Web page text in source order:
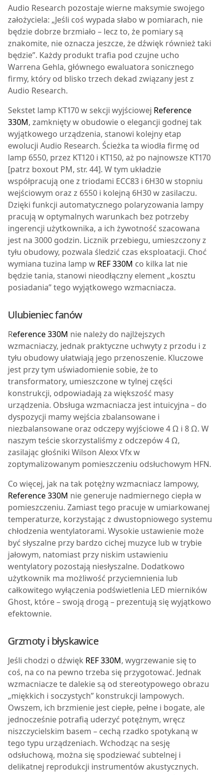
Audio Research pozostaje wierne maksymie swojego
założyciela: „Jeśli coś wypada słabo w pomiarach, nie
będzie dobrze brzmiało – lecz to, że pomiary są
znakomite, nie oznacza jeszcze, że dźwięk również taki
będzie”. Każdy produkt trafia pod czujne ucho
Warrena Gehla, głównego ewaluatora sonicznego
firmy, który od blisko trzech dekad związany jest z
Audio Research.
Sekstet lamp KT170 w sekcji wyjściowej Reference
330M, zamknięty w obudowie o elegancji godnej tak
wyjątkowego urządzenia, stanowi kolejny etap
ewolucji Audio Research. Ścieżka ta wiodła firmę od
lamp 6550, przez KT120 i KT150, aż po najnowsze KT170
[patrz boxout PM, str. 44]. W tym układzie
współpracują one z triodami ECC83 i 6H30 w stopniu
wejściowym oraz z 6550 i kolejną 6H30 w zasilaczu.
Dzięki funkcji automatycznego polaryzowania lampy
pracują w optymalnych warunkach bez potrzeby
ingerencji użytkownika, a ich żywotność szacowana
jest na 3000 godzin. Licznik przebiegu, umieszczony z
tyłu obudowy, pozwala śledzić czas eksploatacji. Choć
wymiana tuzina lamp w REF 330M co kilka lat nie
będzie tania, stanowi nieodłączny element „kosztu
posiadania” tego wyjątkowego wzmacniacza.
Ulubieniec fanów
Reference 330M nie należy do najlżejszych
wzmacniaczy, jednak praktyczne uchwyty z przodu i z
tyłu obudowy ułatwiają jego przenoszenie. Kluczowe
jest przy tym uświadomienie sobie, że to
transformatory, umieszczone w tylnej części
konstrukcji, odpowiadają za większość masy
urządzenia. Obsługa wzmacniacza jest intuicyjna – do
dyspozycji mamy wejścia zbalansowane i
niezbalansowane oraz odczepy wyjściowe 4 Ω i 8 Ω. W
naszym teście skorzystaliśmy z odczepów 4 Ω,
zasilając głośniki Wilson Alexx Vfx w
zoptymalizowanym pomieszczeniu odsłuchowym HFN.
Co więcej, jak na tak potężny wzmacniacz lampowy,
Reference 330M nie generuje nadmiernego ciepła w
pomieszczeniu. Zamiast tego pracuje w umiarkowanej
temperaturze, korzystając z dwustopniowego systemu
chłodzenia wentylatorami. Wysokie ustawienie może
być słyszalne przy bardzo cichej muzyce lub w trybie
jałowym, natomiast przy niskim ustawieniu
wentylatory pozostają niesłyszalne. Dodatkowo
użytkownik ma możliwość przyciemnienia lub
całkowitego wyłączenia podświetlenia LED mierników
Ghost, które – swoją drogą – prezentują się wyjątkowo
efektownie.
Grzmoty i błyskawice
Jeśli chodzi o dźwięk REF 330M, wygrzewanie się to
coś, na co na pewno trzeba się przygotować. Jednak
wzmacniacze te dalekie są od stereotypowego obrazu
„miękkich i soczystych” konstrukcji lampowych.
Owszem, ich brzmienie jest ciepłe, pełne i bogate, ale
jednocześnie potrafią uderzyć potężnym, wręcz
niszczycielskim basem – cechą rzadko spotykaną w
tego typu urządzeniach. Wchodząc na sesję
odsłuchową, można się spodziewać subtelnej i
delikatnej reprodukcji instrumentów akustycznych.